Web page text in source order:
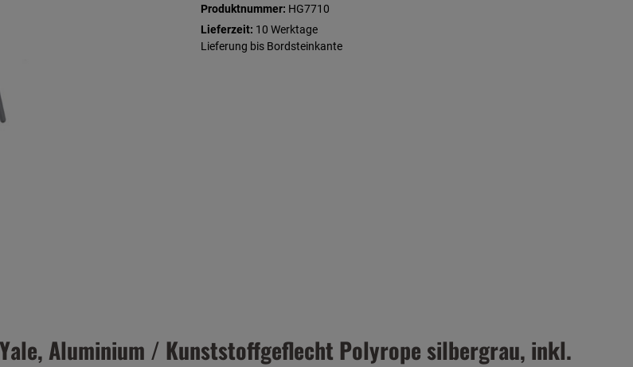
Produktnummer: HG7710
Lieferzeit: 10 Werktage
Lieferung bis Bordsteinkante
Aluminium / Kunststoffgeflecht Polyrope silbergrau, inkl.